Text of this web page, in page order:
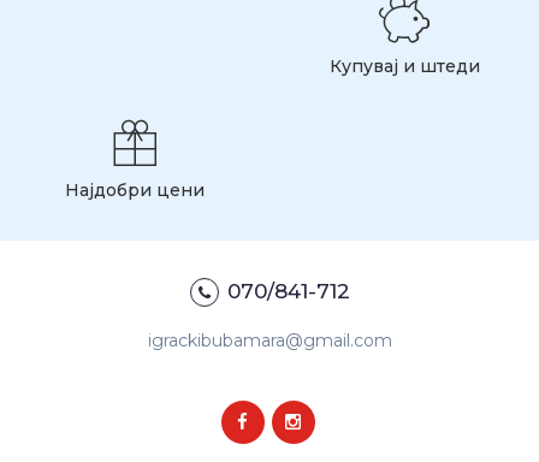
Купувај и штеди
Најдобри цени
070/841-712
igrackibubamara@gmail.com